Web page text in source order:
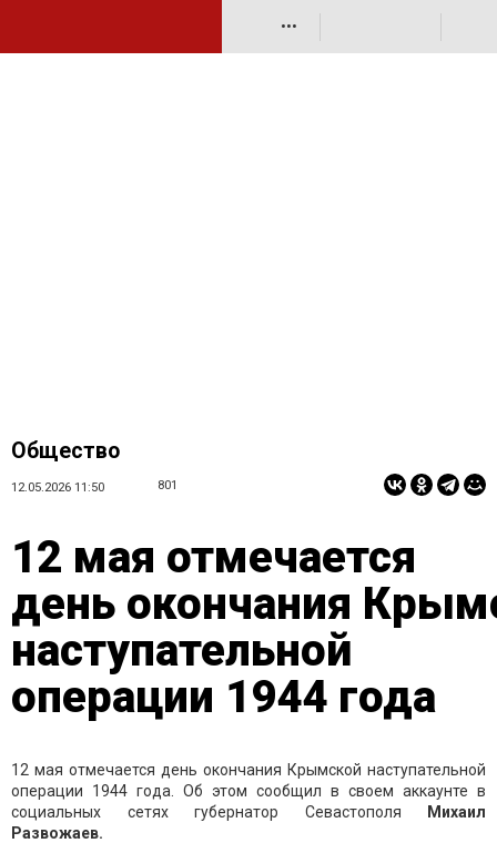
•••
Общество
12.05.2026 11:50 801
12 мая отмечается
день окончания
наступательной
операции 1944 года
12 мая отмечается день окончания Крымской наступательной
операции 1944 года. Об этом сообщил в своем аккаунте в
социальных сетях губернатор Севастополя
Михаил
Развожаев.